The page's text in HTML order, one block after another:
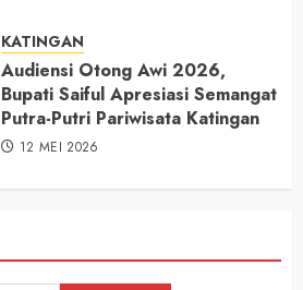
KATINGAN
Audiensi Otong Awi 2026,
Bupati Saiful Apresiasi Semangat
Putra-Putri Pariwisata Katingan
12 MEI 2026